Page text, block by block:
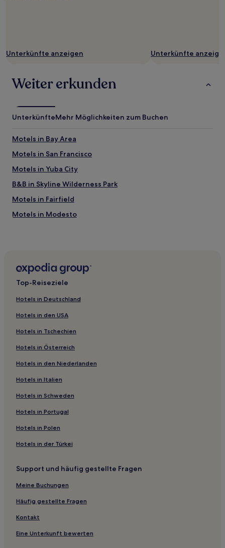
Unterkünfte anzeigen Unterkünfte
Weiter erkunden
UnterkünfteMehr Möglichkeiten zum Buchen
Motels in Bay Area
Motels in San Francisco
Motels in Yuba City
B&B in Skyline Wilderness Park
Motels in Fairfield
Motels in Modesto
Motels in Stockton
B&B in Calistoga
Motels in Santa Rosa
Motels in Sacramento
Günstige nahe McNears Beach Country Park
Familien in Berkeley
Familien in Sonora
Haustierfreundliche in Sonora
Familien nahe Gourmet Ghetto
Familien in Vacaville
Hotels mit Weingut in Calistoga
Hotels mit Pool in San Ramon
Business in Napa
Hotels mit Pool in Napa
Günstige in Napa
Lgbtqia-Freundliche in Napa
Familien in Napa
Top-Reiseziele
Hotels in Deutschland
Hotels in den USA
Hotels in Tschechien
Hotels in Österreich
Hotels in den Niederlanden
Hotels in Italien
Hotels in Schweden
Hotels in Portugal
Hotels in Polen
Hotels in der Türkei
Support und häufig gestellte Fragen
Meine Buchungen
Häufig gestellte Fragen
Kontakt
Eine Unterkunft bewerten